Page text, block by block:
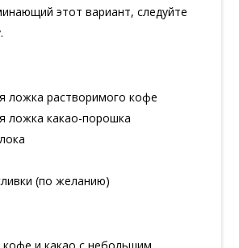
этот вариант, следуйте
ложка растворимого кофе
ложка какао-порошка
(по желанию)